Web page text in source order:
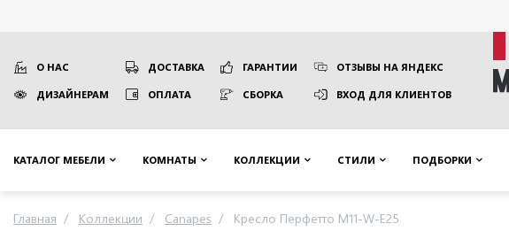
О НАС ДОСТАВКА ГАРАНТИИ ОТЗЫВЫ НА ЯНДЕКС
ДИЗАЙНЕРАМ ОПЛАТА СБОРКА ВХОД ДЛЯ КЛИЕНТОВ
КАТАЛОГ МЕБЕЛИ КОМНАТЫ КОЛЛЕКЦИИ СТИЛИ ПОДБОРКИ
Главная Коллекции Canapes Кресло Перфетто M11-W-E25